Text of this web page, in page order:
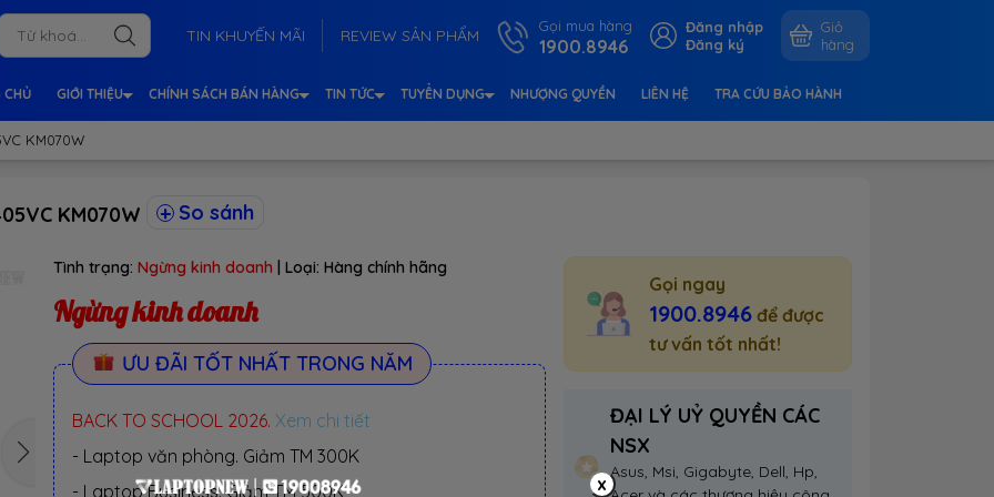
TIN KHUYẾN MÃI REVIEW SẢN PHẨM Gọi mua hàng
1900.8946
Đăng nhập
Đăng ký
Giỏ
hàng
CHỦ GIỚI THIỆU CHÍNH SÁCH BÁN HÀNG TIN TỨC TUYỂN DỤNG NHƯỢNG QUYỀN LIÊN HỆ TRA CỨU BẢO HÀNH
KM070W
KM070W So sánh
Tình trạng: Ngừng kinh doanh | Loại: Hàng chính hãng
Ngừng kinh doanh
ƯU ĐÃI TỐT NHẤT TRONG NĂM
BACK TO SCHOOL 2026. Xem chi tiết
- Laptop văn phòng. Giảm TM 300K
- Laptop Business. Giảm TM 500K
Gọi ngay
1900.8946 để được
tư vấn tốt nhất!
ĐẠI LÝ UỶ QUYỀN CÁC
NSX
Asus, Msi, Gigabyte, Dell, Hp,
x